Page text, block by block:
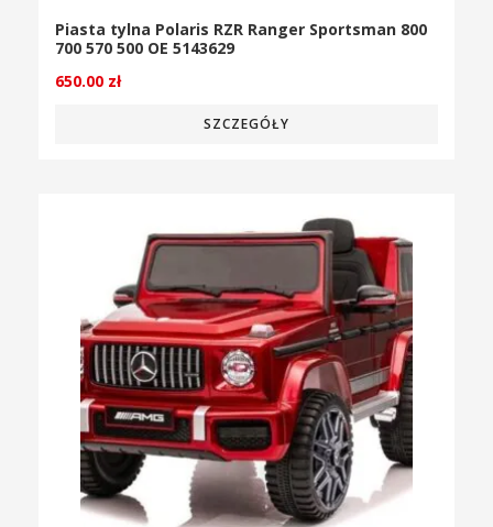
Piasta tylna Polaris RZR Ranger Sportsman 800
700 570 500 OE 5143629
650.00 zł
SZCZEGÓŁY